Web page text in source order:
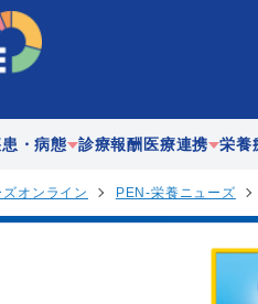
・病態
期
診療報酬 医療連携
在宅医療
栄養
静脈・経腸
腸内細菌
リハビリテ
オンライン PEN-栄養ニューズ